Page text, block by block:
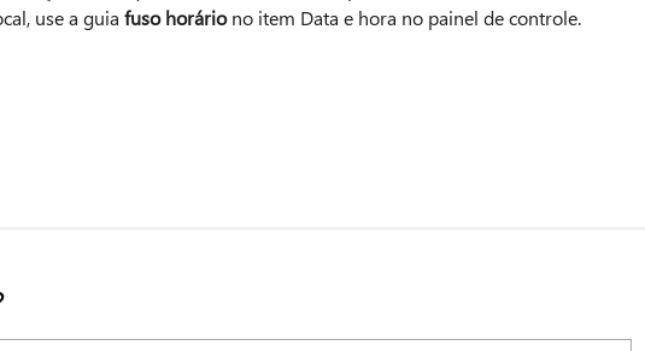
use a guia fuso horáriono item Data e hora no painel de controle.